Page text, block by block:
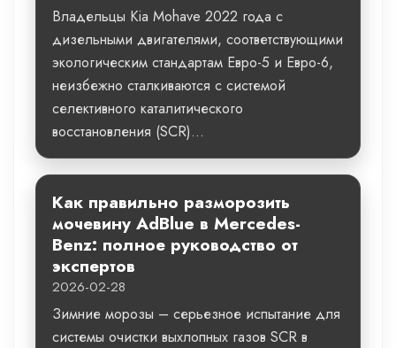
Владельцы Kia Mohave 2022 года с
дизельными двигателями, соответствующими
экологическим стандартам Евро-5 и Евро-6,
неизбежно сталкиваются с системой
селективного каталитического
восстановления (SCR)...
Как правильно разморозить
мочевину AdBlue в Mercedes-
Benz: полное руководство от
экспертов
2026-02-28
Зимние морозы – серьезное испытание для
системы очистки выхлопных газов SCR в